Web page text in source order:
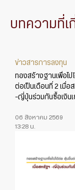
บทความที่เ
ข่าวสารการลงทุน
ทองสร้างฐานเพื่อไป
ต่อเป็นเดือนที่ 2 เมื่อ
-ญี่ปุ่นร่วมกันซื้อเงินเ
06 สิงหาคม 2569
13:28 น.